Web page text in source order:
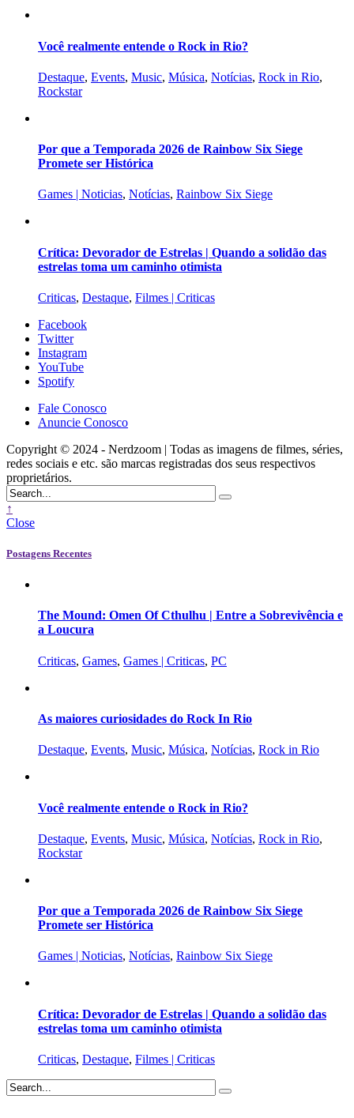
Você realmente entende o Rock in Rio?
Destaque, Events, Music, Música, Notícias, Rock in Rio,
Rockstar
Por que a Temporada 2026 de Rainbow Six Siege
Promete ser Histórica
Games | Noticias, Notícias, Rainbow Six Siege
Crítica: Devorador de Estrelas | Quando a solidão das
estrelas toma um caminho otimista
Criticas, Destaque, Filmes | Criticas
Facebook
Twitter
Instagram
YouTube
Spotify
Fale Conosco
Anuncie Conosco
Copyright © 2024 - Nerdzoom | Todas as imagens de filmes, séries,
redes sociais e etc. são marcas registradas dos seus respectivos
proprietários.
↑
Close
Postagens Recentes
The Mound: Omen Of Cthulhu | Entre a Sobrevivência e
a Loucura
Criticas, Games, Games | Criticas, PC
As maiores curiosidades do Rock In Rio
Destaque, Events, Music, Música, Notícias, Rock in Rio
Você realmente entende o Rock in Rio?
Destaque, Events, Music, Música, Notícias, Rock in Rio,
Rockstar
Por que a Temporada 2026 de Rainbow Six Siege
Promete ser Histórica
Games | Noticias, Notícias, Rainbow Six Siege
Crítica: Devorador de Estrelas | Quando a solidão das
estrelas toma um caminho otimista
Criticas, Destaque, Filmes | Criticas